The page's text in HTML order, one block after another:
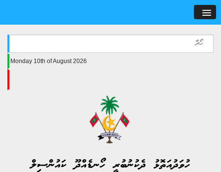
Monday 10th of August 2026
ހުވަދުއަތޮޅު ދެކުނުބުރީ ހޯނޑެއްދޫ ކައުންސިލް